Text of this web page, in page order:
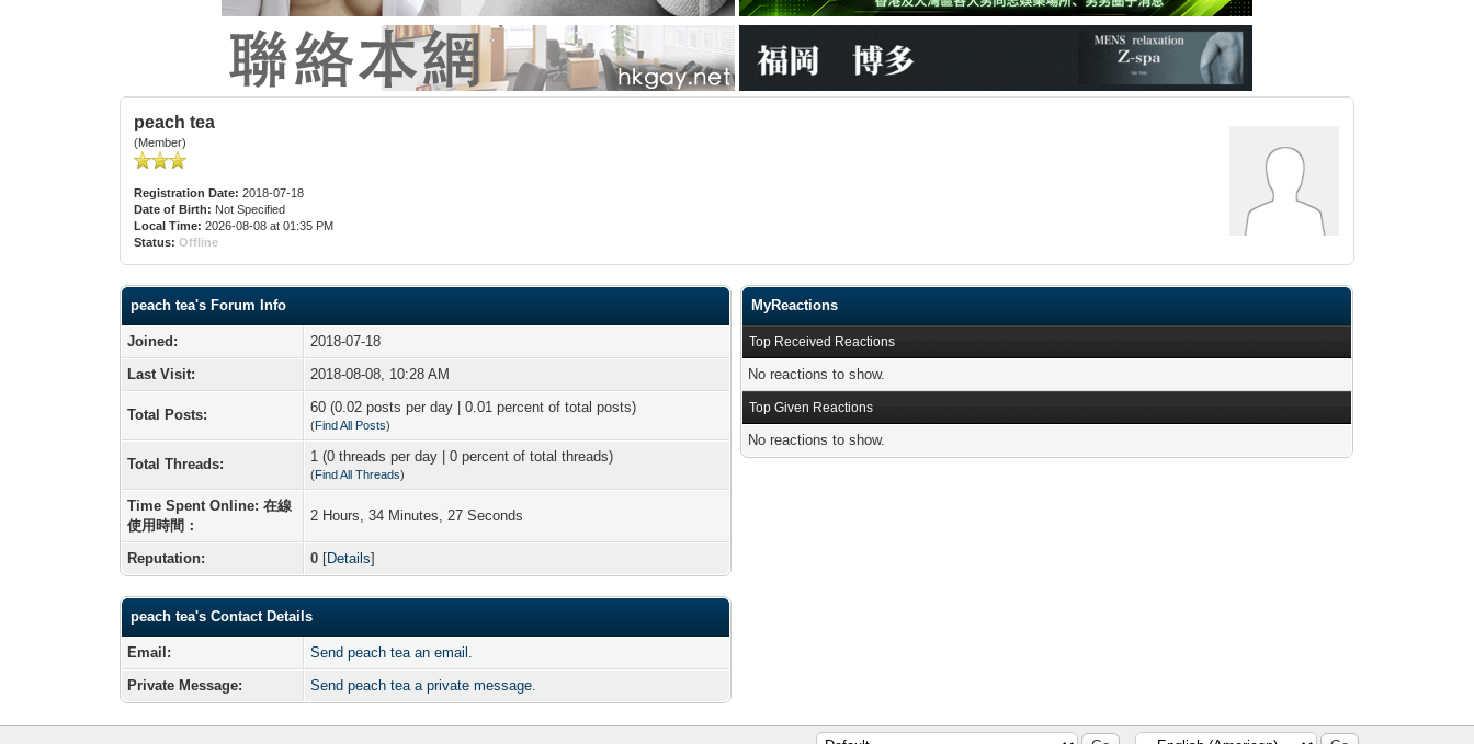
peach tea
(Member)
Registration Date: 2018-07-18
Date of Birth: Not Specified
Local Time: 2026-08-08 at 01:35 PM
Status: Offline
peach tea's Forum Info
Joined:
2018-07-18
Last Visit:
2018-08-08, 10:28 AM
Total Posts: 60 (0.02 posts per day | 0.01 percent of total posts)
(Find All Posts)
Total Threads: 1 (0 threads per day | 0 percent of total threads)
(Find All Threads)
Time Spent Online: 在線
使用時間：
2 Hours, 34 Minutes, 27 Seconds
Reputation: 0 [Details]
peach tea's Contact Details
Email:
Send peach tea an email.
Private Message:
Send peach tea a private message.
MyReactions
Top Received Reactions
No reactions to show.
Top Given Reactions
No reactions to show.